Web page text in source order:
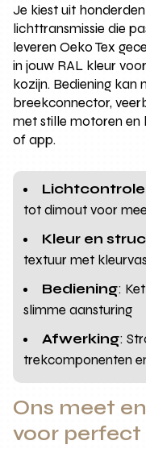
Je kiest uit
lichttransmissie die
leveren Oeko Tex
in jouw RAL kleur
kozijn. Bediening kan
breekconnector,
met stille motoren en
of app.
Lichtcontrole
tot dimout voor
Kleur en
textuur met
Bediening:
slimme aansturing
Afwerking:
trekcomponenten
Ons meet
voor perfect